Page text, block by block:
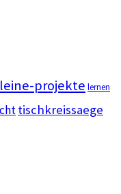
projekte lernen
tischkreissaege